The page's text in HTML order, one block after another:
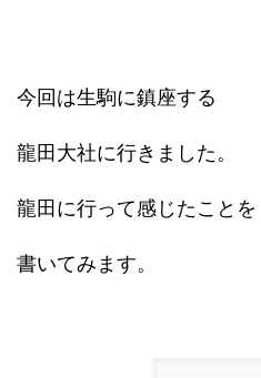
今回は生駒に鎮座する
龍田大社に行きました。
龍田に行って感じたことを
書いてみます。